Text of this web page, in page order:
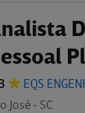
EQS
José - SC